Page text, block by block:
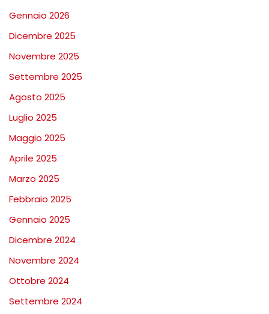
Gennaio 2026
Dicembre 2025
Novembre 2025
Settembre 2025
Agosto 2025
Luglio 2025
Maggio 2025
Aprile 2025
Marzo 2025
Febbraio 2025
Gennaio 2025
Dicembre 2024
Novembre 2024
Ottobre 2024
Settembre 2024